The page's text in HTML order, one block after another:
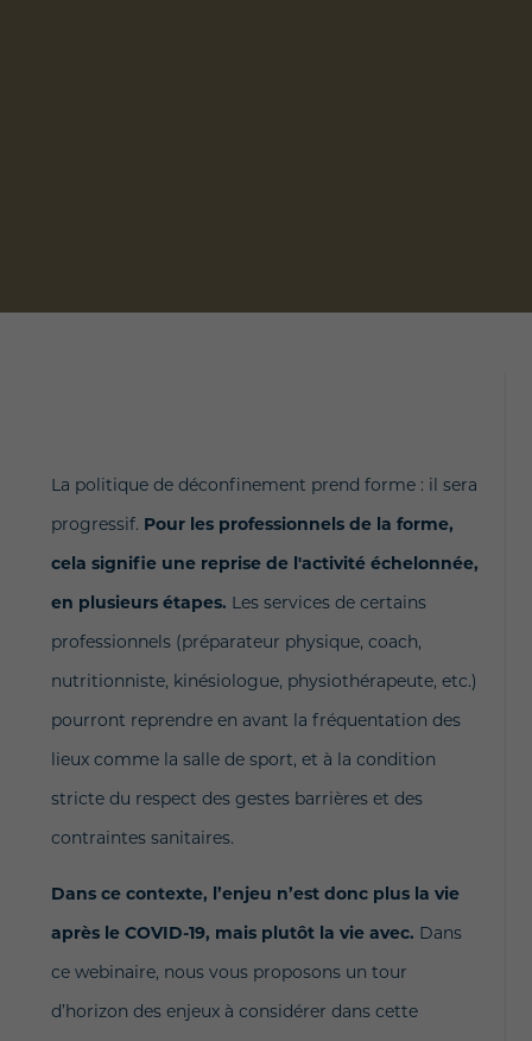
La politique de déconfinement prend forme : il sera
progressif. Pour les professionnels de la forme,
cela signifie une reprise de l'activité échelonnée,
en plusieurs étapes. Les services de certains
professionnels (préparateur physique, coach,
nutritionniste, kinésiologue, physiothérapeute, etc.)
pourront reprendre en avant la fréquentation des
lieux comme la salle de sport, et à la condition
stricte du respect des gestes barrières et des
contraintes sanitaires.
Dans ce contexte, l’enjeu n’est donc plus la vie
après le COVID-19, mais plutôt la vie avec. Dans
ce webinaire, nous vous proposons un tour
d’horizon des enjeux à considérer dans cette